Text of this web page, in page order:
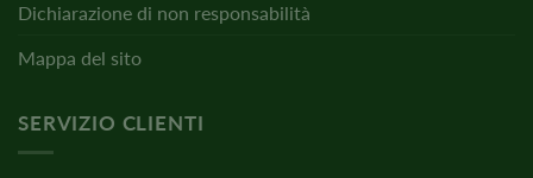
Dichiarazione di non responsabilità
Mappa del sito
SERVIZIO CLIENTI